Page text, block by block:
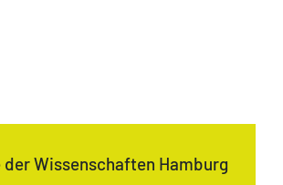
Wissenschaften Hamburg